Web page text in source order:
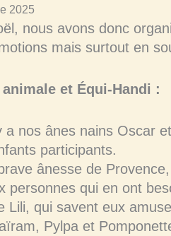
2025
nous avons donc
mais surtout en
et Équi-Handi :
nos ânes nains Oscar
participants.
ânesse de
personnes qui en ont
qui savent eux
Pylpa et